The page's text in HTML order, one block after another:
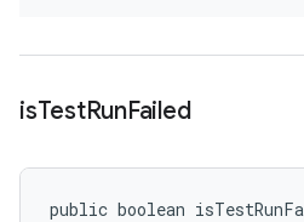
isTestRunFailed
public boolean